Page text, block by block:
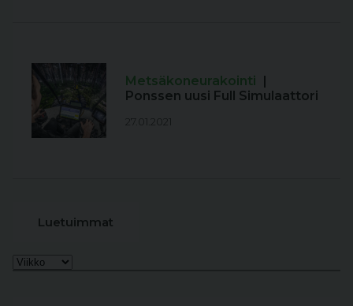
Metsäkoneurakointi |
Ponssen uusi Full Simulaattori
27.01.2021
Luetuimmat